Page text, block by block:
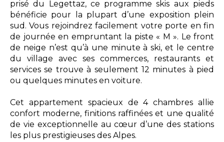
prisé du Legettaz, ce programme skis aux pieds
bénéficie pour la plupart d’une exposition plein
sud. Vous rejoindrez facilement votre porte en fin
de journée en empruntant la piste « M ». Le front
de neige n’est qu’à une minute à ski, et le centre
du village avec ses commerces, restaurants et
services se trouve à seulement 12 minutes à pied
ou quelques minutes en voiture.
Cet appartement spacieux de 4 chambres allie
confort moderne, finitions raffinées et une qualité
de vie exceptionnelle au cœur d’une des stations
les plus prestigieuses des Alpes.